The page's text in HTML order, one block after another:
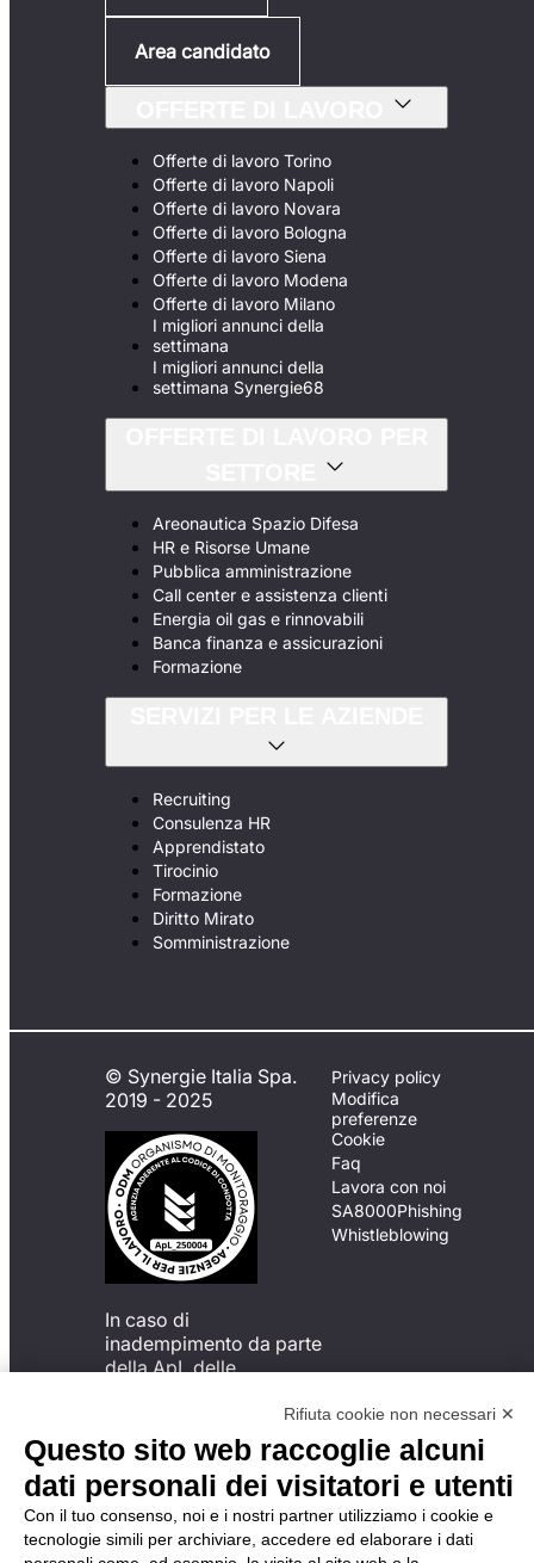
Area candidato
Offerte di lavoro Torino
Offerte di lavoro Napoli
Offerte di lavoro Novara
Offerte di lavoro Bologna
Offerte di lavoro Siena
Offerte di lavoro Modena
Offerte di lavoro Milano
I migliori annunci della
settimana
I migliori annunci della
settimana Synergie68
Areonautica Spazio Difesa
HR e Risorse Umane
Pubblica amministrazione
Call center e assistenza clienti
Energia oil gas e rinnovabili
Banca finanza e assicurazioni
Formazione
Recruiting
Consulenza HR
Apprendistato
Tirocinio
Formazione
Diritto Mirato
Somministrazione
© Synergie Italia Spa.
2019 - 2025
In caso di
inadempimento da parte
della ApL delle
del Codice di Condotta, è
possibile presentare un
reclamo
all’Organismo di
Monitoraggio utilizzando
una delle modalità
descritte al seguente
Privacy policy
Modifica
preferenze
Cookie
Faq
Lavora con noi
SA8000Phishing
Whistleblowing
Rifiuta cookie non necessari ✕
Questo sito web raccoglie alcuni
dati personali dei visitatori e utenti
Con il tuo consenso, noi e i nostri partner utilizziamo i cookie e
tecnologie simili per archiviare, accedere ed elaborare i dati